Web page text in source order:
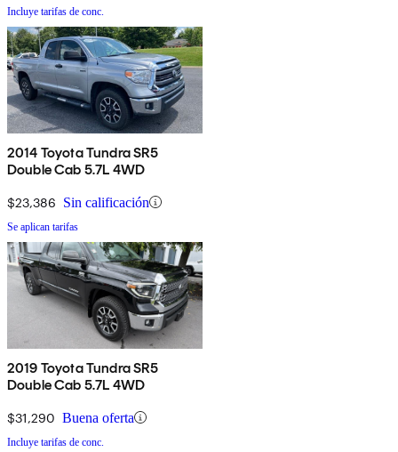
Incluye tarifas de conc.
2014 Toyota Tundra SR5
Double Cab 5.7L 4WD
$23,386 Sin calificación
Se aplican tarifas
2019 Toyota Tundra SR5
Double Cab 5.7L 4WD
$31,290 Buena oferta
Incluye tarifas de conc.